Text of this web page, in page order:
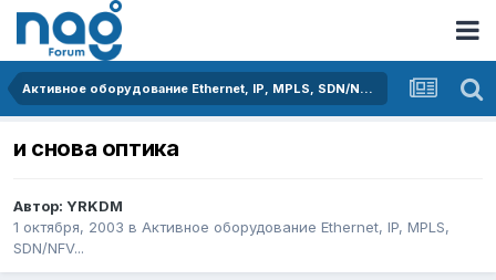
Активное оборудование Ethernet, IP, MPLS, SDN/NFV...
и снова оптика
Автор: YRKDM
1 октября, 2003 в Активное оборудование Ethernet, IP, MPLS,
SDN/NFV...